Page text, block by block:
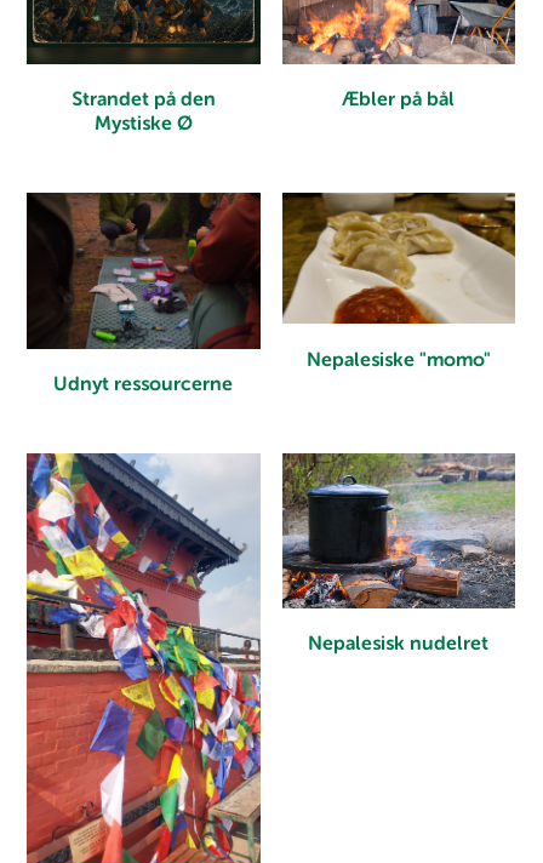
Strandet på den
Mystiske Ø
Æbler på bål
Udnyt ressourcerne
Nepalesiske "momo"
Nepalesisk nudelret